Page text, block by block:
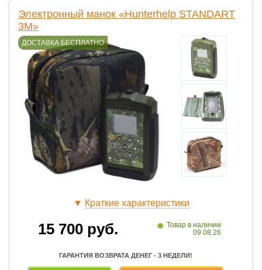
Электронный манок «Hunterhelp STANDART
3M»
ДОСТАВКА БЕСПЛАТНО
▼ Краткие характеристики
15 700руб. • Товар в наличии
09.08.26
ГАРАНТИЯ ВОЗВРАТА ДЕНЕГ - 3 НЕДЕЛИ!